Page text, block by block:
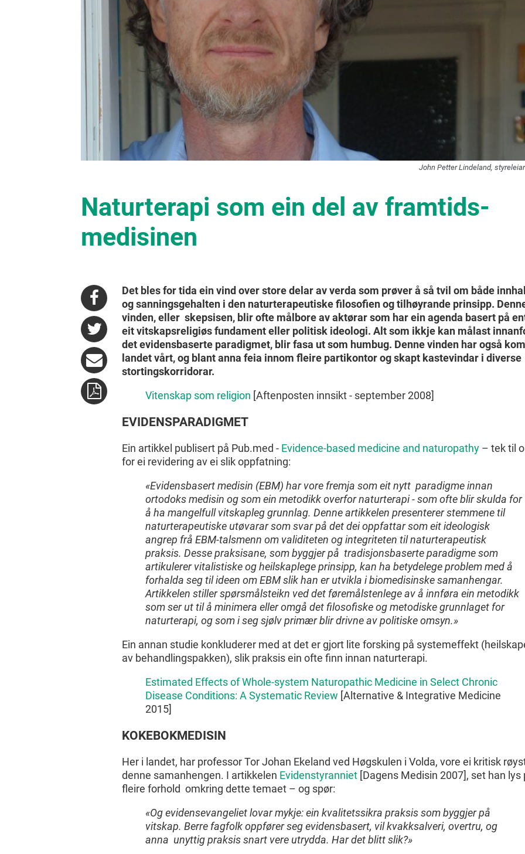
John Petter Lindeland,
Naturterapi som ein del av framtids-
medisinen
Det bles for tida ein vind over store delar av verda som prøver å så tvil om både
og sanningsgehalten i den naturterapeutiske filosofien og tilhøyrande prinsipp.
vinden, eller skepsisen, blir ofte målbore av aktørar som har ein agenda basert på
eit vitskapsreligiøs fundament eller politisk ideologi. Alt som ikkje kan målast
det evidensbaserte paradigmet, blir fasa ut som humbug. Denne vinden har også
landet vårt, og blant anna feia innom fleire partikontor og skapt kastevindar i diverse
stortingskorridorar.
Vitenskap som religion [Aftenposten innsikt - september 2008]
EVIDENSPARADIGMET
Ein artikkel publisert på Pub.med - Evidence-based medicine and naturopathy – tek til
for ei revidering av ei slik oppfatning:
«Evidensbasert medisin (EBM) har vore fremja som eit nytt paradigme innan
ortodoks medisin og som ein metodikk overfor naturterapi - som ofte blir skulda for
å ha mangelfull vitskapleg grunnlag. Denne artikkelen presenterer stemmene til
naturterapeutiske utøvarar som svar på det dei oppfattar som eit ideologisk
angrep frå EBM-talsmenn om validiteten og integriteten til naturterapeutisk
praksis. Desse praksisane, som byggjer på tradisjonsbaserte paradigme som
artikulerer vitalistiske og heilskaplege prinsipp, kan ha betydelege problem med å
forhalda seg til ideen om EBM slik han er utvikla i biomedisinske samanhengar.
Artikkelen stiller spørsmålsteikn ved det føremålstenlege av å innføra ein metodikk
som ser ut til å minimera eller omgå det filosofiske og metodiske grunnlaget for
naturterapi, og som i seg sjølv primær blir drivne av politiske omsyn.»
Ein annan studie konkluderer med at det er gjort lite forsking på systemeffekt
av behandlingspakken), slik praksis ein ofte finn innan naturterapi.
Estimated Effects of Whole-system Naturopathic Medicine in Select Chronic
Disease Conditions: A Systematic Review [Alternative & Integrative Medicine
2015]
KOKEBOKMEDISIN
Her i landet, har professor Tor Johan Ekeland ved Høgskulen i Volda, vore ei kritisk
denne samanhengen. I artikkelen Evidenstyranniet [Dagens Medisin 2007], set han lys
fleire forhold omkring dette temaet – og spør:
«Og evidensevangeliet lovar mykje: ein kvalitetssikra praksis som byggjer på
vitskap. Berre fagfolk oppfører seg evidensbasert, vil kvakksalveri, overtru, og
anna unyttig praksis snart vere utrydda. Har det blitt slik?»